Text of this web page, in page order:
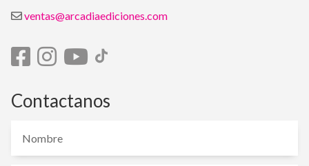
ventas@arcadiaediciones.com
Contactanos